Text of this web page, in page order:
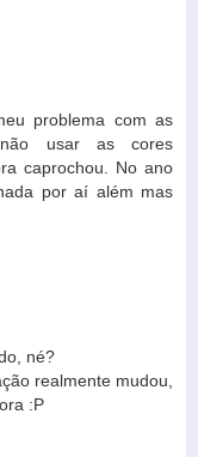
problema com as
usar as cores
caprochou. No ano
por aí além mas
né?
realmente mudou,
:P